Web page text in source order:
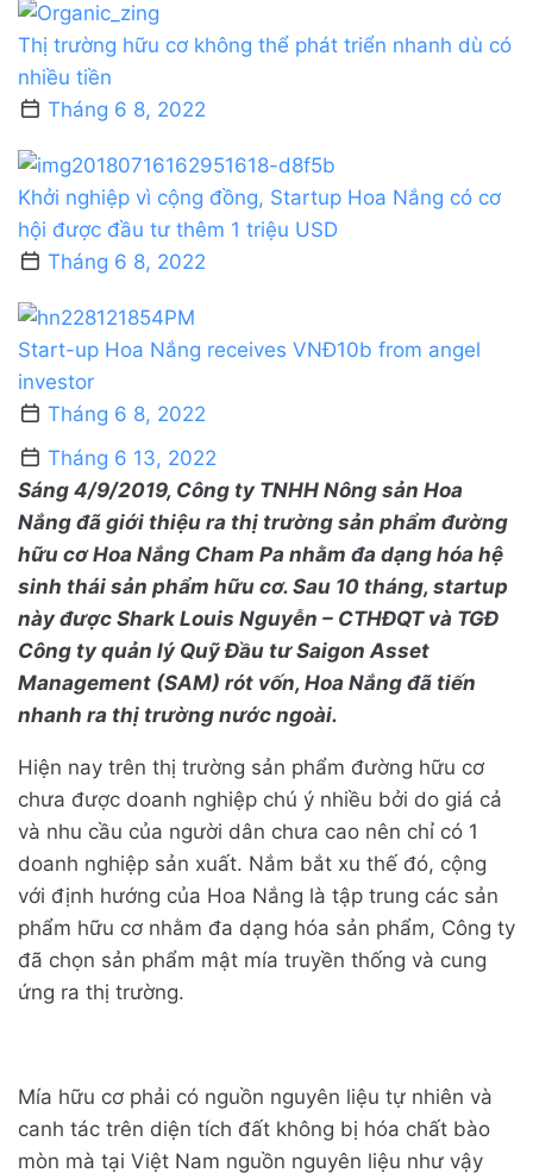
Thị trường hữu cơ không thể phát triển nhanh dù có
nhiều tiền
Tháng 6 8, 2022
Khởi nghiệp vì cộng đồng, Startup Hoa Nắng có cơ
hội được đầu tư thêm 1 triệu USD
Tháng 6 8, 2022
Start-up Hoa Nắng receives VNĐ10b from angel
investor
Tháng 6 8, 2022
Tháng 6 13, 2022
Sáng 4/9/2019, Công ty TNHH Nông sản Hoa
Nắng đã giới thiệu ra thị trường sản phẩm đường
hữu cơ Hoa Nắng Cham Pa nhằm đa dạng hóa hệ
sinh thái sản phẩm hữu cơ. Sau 10 tháng, startup
này được Shark Louis Nguyễn – CTHĐQT và TGĐ
Công ty quản lý Quỹ Đầu tư Saigon Asset
Management (SAM) rót vốn, Hoa Nắng đã tiến
nhanh ra thị trường nước ngoài.
Hiện nay trên thị trường sản phẩm đường hữu cơ
chưa được doanh nghiệp chú ý nhiều bởi do giá cả
và nhu cầu của người dân chưa cao nên chỉ có 1
doanh nghiệp sản xuất. Nắm bắt xu thế đó, cộng
với định hướng của Hoa Nắng là tập trung các sản
phẩm hữu cơ nhằm đa dạng hóa sản phẩm, Công ty
đã chọn sản phẩm mật mía truyền thống và cung
ứng ra thị trường.
Mía hữu cơ phải có nguồn nguyên liệu tự nhiên và
canh tác trên diện tích đất không bị hóa chất bào
mòn mà tại Việt Nam nguồn nguyên liệu như vậy